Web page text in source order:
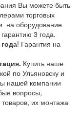
Вы можете быть
торговых
на оборудование
3 года.
! Гарантия на
Купить наше
по Ульяновску и
нашей компании
вопросы,
их монтажа